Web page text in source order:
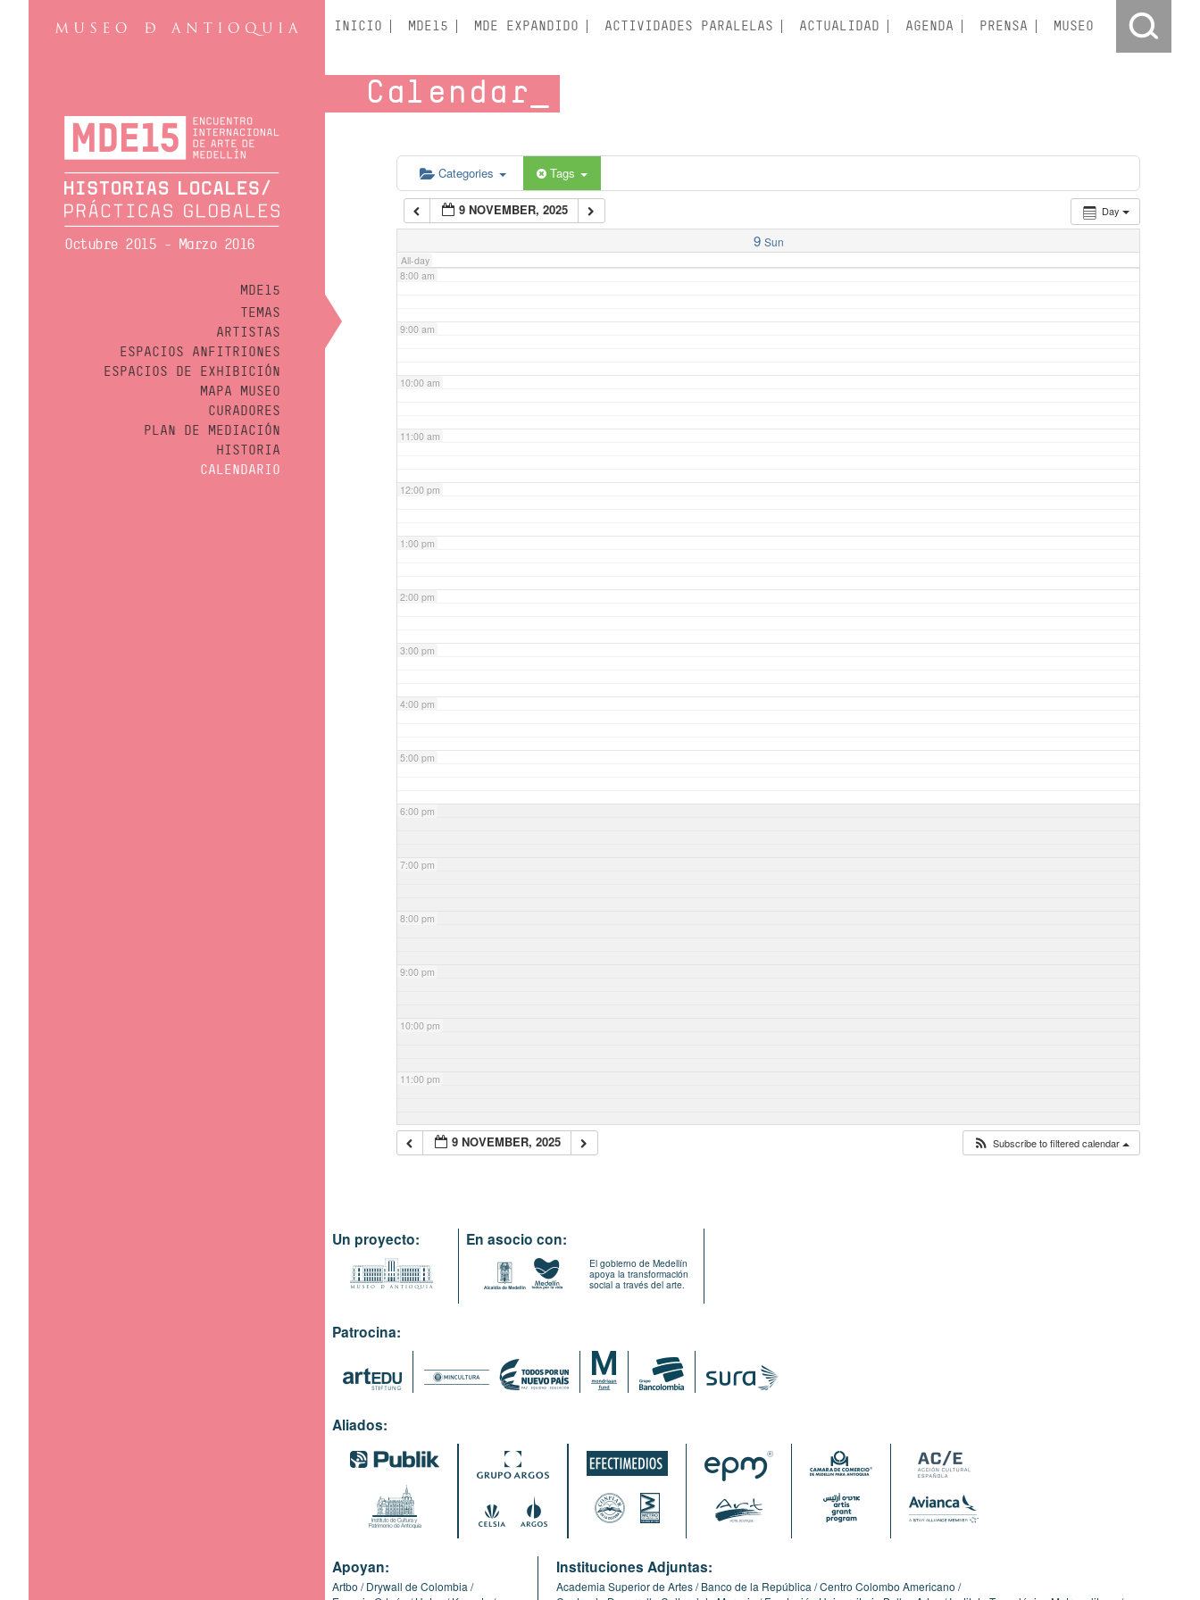
Octubre 2015 - Marzo 2016
MDE15
TEMAS
ARTISTAS
ESPACIOS ANFITRIONES
ESPACIOS DE EXHIBICIÓN
MAPA MUSEO
CURADORES
PLAN DE MEDIACIÓN
HISTORIA
CALENDARIO
INICIO MDE15 MDE EXPANDIDO ACTIVIDADES PARALELAS ACTUALIDAD AGENDA PRENSA MUSEO
Calendar
Categories Tags
Day
9 NOVEMBER, 2025
9 Sun
All-day
5:00 am
6:00 am
7:00 am
8:00 am
9:00 am
10:00 am
11:00 am
12:00 pm
1:00 pm
2:00 pm
3:00 pm
4:00 pm
5:00 pm
6:00 pm
7:00 pm
8:00 pm
9:00 pm
10:00 pm
11:00 pm
9 NOVEMBER, 2025 Subscribe to filtered calendar
Un proyecto: En asocio con:
El gobierno de Medellín
apoya la transformación
social a través del arte.
Patrocina:
Aliados:
Apoyan:
Artbo
Drywall de Colombia
Instituciones Adjuntas:
Academia Superior de Artes Banco de la República Centro Colombo Americano